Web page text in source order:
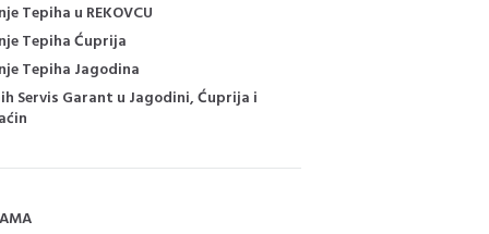
Tepiha u REKOVCU
Tepiha Ćuprija
Tepiha Jagodina
Servis Garant u Jagodini, Ćuprija i